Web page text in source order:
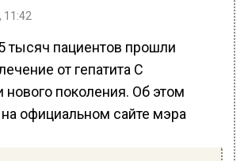
11:42
тысяч пациентов прошли
от гепатита С
нового поколения. Об этом
официальном сайте мэра